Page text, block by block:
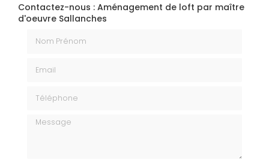
Contactez-nous : Aménagement de loft par maître
d'oeuvre Sallanches
Message